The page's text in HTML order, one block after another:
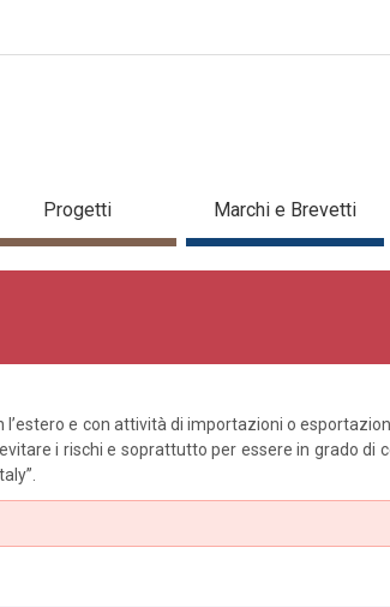
Progetti Marchi e Brevetti
e con attività di importazioni o
i rischi e soprattutto per essere in grado di